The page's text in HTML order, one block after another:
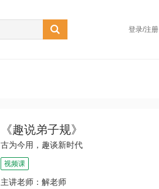
登录/注册
《趣说弟子规》
古为今用，趣谈新时代
视频课
主讲老师：解老师